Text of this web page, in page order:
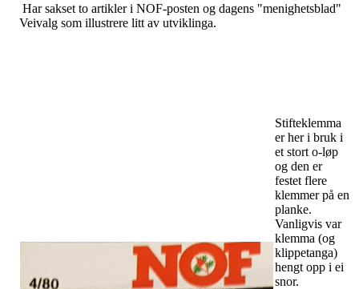
Har sakset to artikler i NOF-posten og dagens "menighetsblad"
Veivalg som illustrere litt av utviklinga.
Stifteklemma
er her i bruk i
et stort o-løp
og den er
festet flere
klemmer på en
planke.
Vanligvis var
klemma (og
klippetanga)
hengt opp i ei
snor.